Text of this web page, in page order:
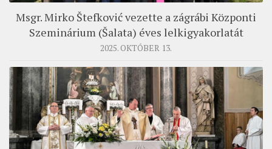
Msgr. Mirko Štefković vezette a zágrábi Központi
Szeminárium (Šalata) éves lelkigyakorlatát
2025. OKTÓBER 13.